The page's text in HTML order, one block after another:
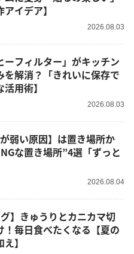
アイデア】
2026.08.03
ーフィルター」がキッチン
を解消？「きれいに保存で
用術】
2026.08.03
弱い原因】は置き場所か
な置き場所”4選「ずっと
2026.08.04
グ】きゅうりとカニカマ切
！毎日食べたくなる【夏の
】